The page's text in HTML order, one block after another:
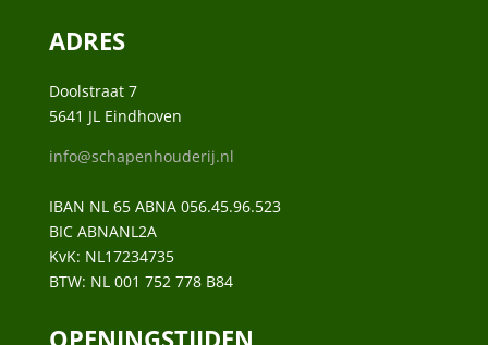
ADRES
Doolstraat 7
5641 JL Eindhoven
info@schapenhouderij.nl
IBAN NL 65 ABNA 056.45.96.523
BIC ABNANL2A
KvK: NL17234735
BTW: NL 001 752 778 B84